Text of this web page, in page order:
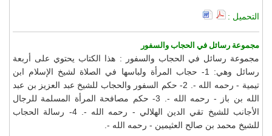
التحميل :
مجموعة رسائل في الحجاب والسفور
مجموعة رسائل في الحجاب والسفور : هذا الكتاب يحتوي على أربعة
رسائل وهي: 1- حجاب المرأة ولباسها في الصلاة لشيخ الإسلام ابن
تيمية - رحمه الله -. 2- حكم السفور والحجاب للشيخ عبد العزيز بن عبد
الله بن باز - رحمه الله -. 3- حكم مصافحة المرأة المسلمة للرجال
الأجانب للشيخ تقي الدين الهلالي - رحمه الله -. 4- رسالة الحجاب
للشيخ محمد بن صالح العثيمين - رحمه الله -.